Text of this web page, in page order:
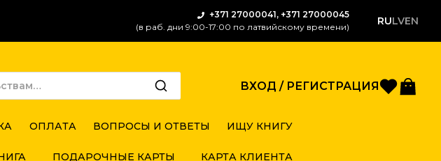
+371 27000041, +371 27000045
(в раб. дни 9:00-17:00 по латвийскому времени)
RULVEN
ВХОД / РЕГИСТРАЦИЯ
ОПЛАТА ВОПРОСЫ И ОТВЕТЫ ИЩУ КНИГУ
ПОДАРОЧНЫЕ КАРТЫ КАРТА КЛИЕНТА